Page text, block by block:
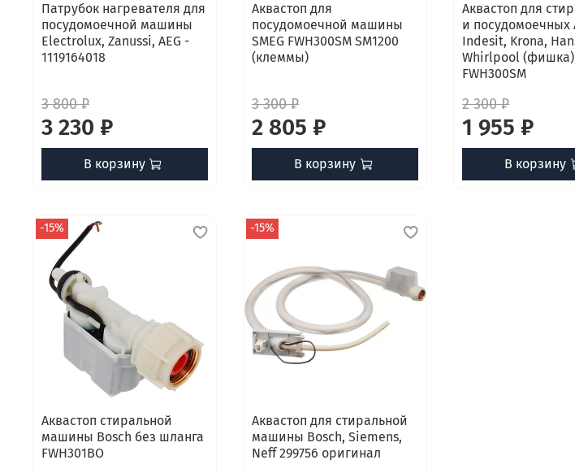
Патрубок нагревателя для
посудомоечной машины
Elеctrolux, Zanussi, AEG -
1119164018
3 800 ₽
3 230 ₽
В корзину
Аквастоп для
посудомоечной машины
SMEG FWH300SM SM1200
(клеммы)
3 300 ₽
2 805 ₽
В корзину
Аквастоп для
и посудомоечных
Indesit, Krona,
Whirlpool (фишка)
FWH300SM
2 300 ₽
1 955 ₽
В корзину
-15%
Аквастоп стиральной
машины Bosch без шланга
FWH301BO
-15%
Аквастоп для стиральной
машины Bosch, Siemens,
Neff 299756 оригинал